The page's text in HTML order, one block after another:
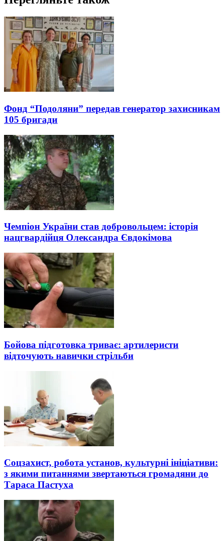
Фонд “Подоляни” передав генератор захисникам
105 бригади
Чемпіон України став добровольцем: історія
нацгвардійця Олександра Євдокімова
Бойова підготовка триває: артилеристи
відточують навички стрільби
Соцзахист, робота установ, культурні ініціативи:
з якими питаннями звертаються громадяни до
Тараса Пастуха